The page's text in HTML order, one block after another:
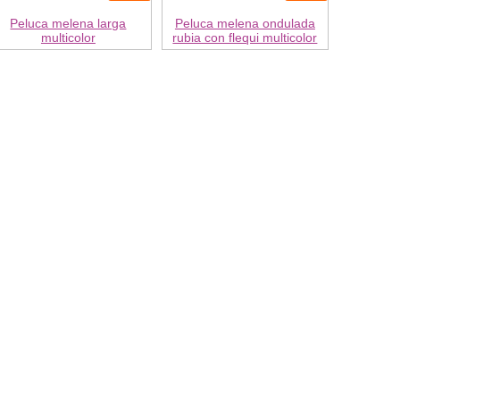
Peluca melena larga
multicolor
Peluca melena ondulada
rubia con flequi multicolor